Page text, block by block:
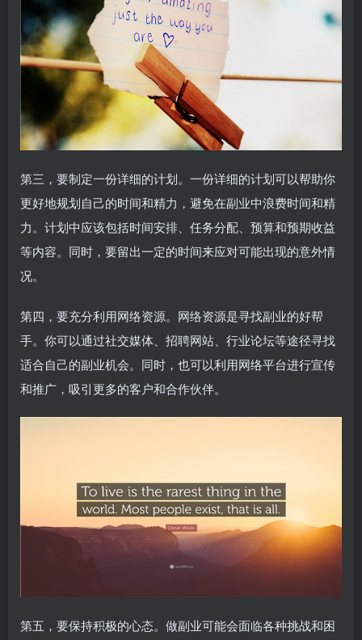
第三，要制定一份详细的计划。一份详细的计划可以帮助你
更好地规划自己的时间和精力，避免在副业中浪费时间和精
力。计划中应该包括时间安排、任务分配、预算和预期收益
等内容。同时，要留出一定的时间来应对可能出现的意外情
况。
第四，要充分利用网络资源。网络资源是寻找副业的好帮
手。你可以通过社交媒体、招聘网站、行业论坛等途径寻找
适合自己的副业机会。同时，也可以利用网络平台进行宣传
和推广，吸引更多的客户和合作伙伴。
第五，要保持积极的心态。做副业可能会面临各种挑战和困